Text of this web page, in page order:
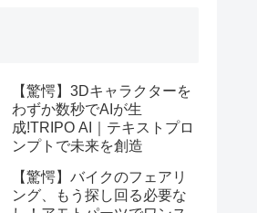
【驚愕】3Dキャラクターを
わずか数秒でAIが生
成!TRIPO AI｜テキストプロ
ンプトで未来を創造
【驚愕】バイクのフェアリ
ング、もう探し回る必要な